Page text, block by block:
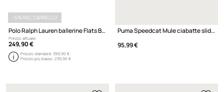
-5% NEL CARRELLO
Polo Ralph Lauren ballerine Flats Ballet
Prezzo attuale:
249,90 €
Prezzo standard:399,90 €
Prezzo più basso:239,90 €
Puma Speedcat Mule ciabatte slide in pelle
95,99 €